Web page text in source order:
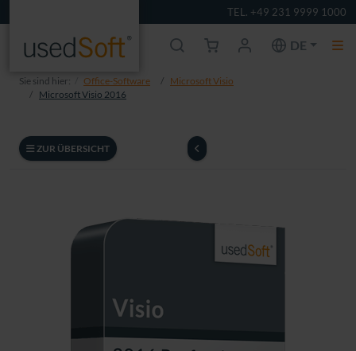
TEL. +49 231 9999 1000
DE
Sie sind hier: Office-Software
Microsoft Visio
Microsoft Visio 2016
ZUR ÜBERSICHT